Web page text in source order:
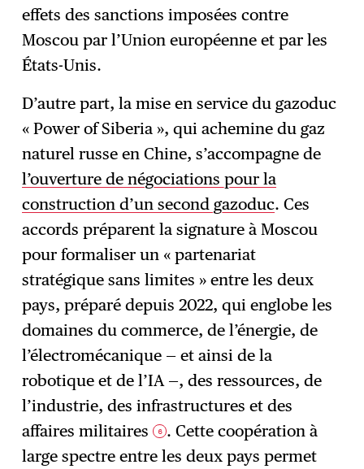
effets des sanctions imposées contre
Moscou par l’Union européenne et par les
États-Unis.
D’autre part, la mise en service du gazoduc
« Power of Siberia », qui achemine du gaz
naturel russe en Chine, s’accompagne de
l’ouverture de négociations pour la
construction d’un second gazoduc. Ces
accords préparent la signature à Moscou
pour formaliser un « partenariat
stratégique sans limites » entre les deux
pays, préparé depuis 2022, qui englobe les
domaines du commerce, de l’énergie, de
l’électromécanique — et ainsi de la
robotique et de l’IA —, des ressources, de
l’industrie, des infrastructures et des
affaires militaires 6 . Cette coopération à
large spectre entre les deux pays permet